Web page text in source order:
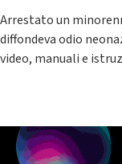
Arrestato un
diffondeva odio
video, manuali e